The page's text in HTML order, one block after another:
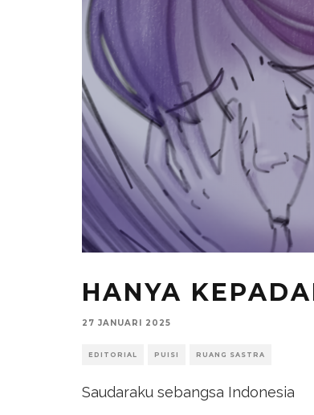
HANYA
27 JANUARI 2025
EDITORIAL PUISI RUANG SASTRA
Saudaraku sebangsa Indonesia